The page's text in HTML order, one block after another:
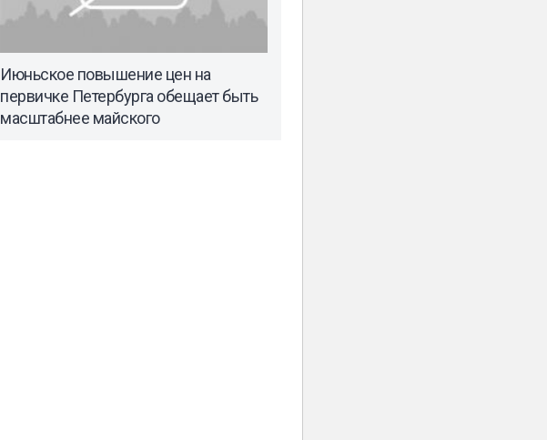
Июньское повышение цен на
первичке Петербурга обещает быть
масштабнее майского